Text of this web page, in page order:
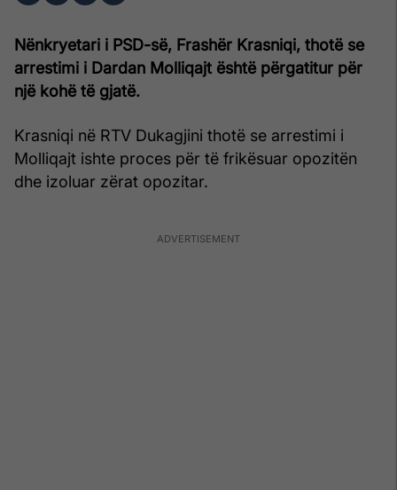
Nënkryetari i PSD-së, Frashër Krasniqi, thotë se
arrestimi i Dardan Molliqajt është përgatitur për
një kohë të gjatë.
Krasniqi në RTV Dukagjini thotë se arrestimi i
Molliqajt ishte proces për të frikësuar opozitën
dhe izoluar zërat opozitar.